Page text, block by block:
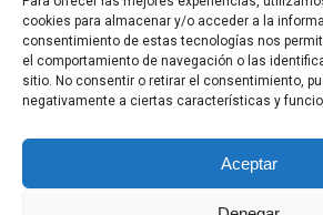
cookies para almacenar y/o acceder a la
consentimiento de estas tecnologías nos
el comportamiento de navegación o las
sitio. No consentir o retirar el consentimiento,
negativamente a ciertas características y
Aceptar
WORK
PRIVACY
BLOG
COOKIE
Ángeles Alcántara, All